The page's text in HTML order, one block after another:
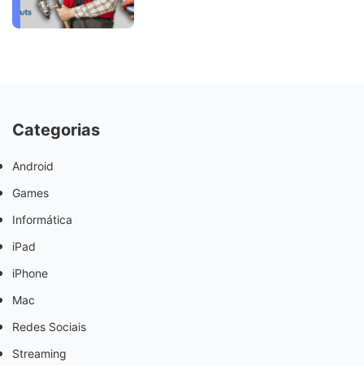
Categorias
Android
Games
Informática
iPad
iPhone
Mac
Redes Sociais
Streaming